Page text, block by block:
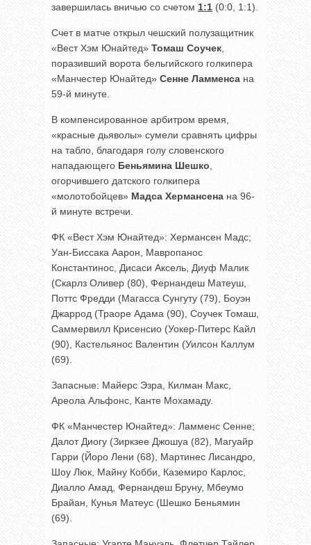
завершилась вничью со счетом 1:1 (0:0, 1:1).
Счет в матче открыл чешский полузащитник
«Вест Хэм Юнайтед» Томаш Соучек
поразивший ворота бельгийского голкипера
«Манчестер Юнайтед» Сенне Ламменса на
59-й минуте.
В компенсированное арбитром время,
«красные дьяволы» сумели сравнять цифры
на табло, благодаря голу словенского
нападающего Беньямина Шешко
огорчившего датского голкипера
«молотобойцев» Мадса Хермансена на 96-
й минуте встречи.
ФК «Вест Хэм Юнайтед»: Хермансен Мадс;
Уан-Биссака Аарон, Мавропанос
Константинос, Дисаси Аксель, Диуф Малик
(Скарлз Оливер (80), Фернандеш Матеуш,
Поттс Фредди (Магасса Сунгуту (79), Боуэн
Джаррод (Траоре Адама (90), Соучек Томаш,
Саммервилл Крисенсио (Уокер-Питерс Кайл
(90), Кастельянос Валентин (Уилсон Каллум
(69).
Запасные: Майерс Эзра, Килман Макс,
Ареола Альфонс, Канте Мохамаду.
ФК «Манчестер Юнайтед»: Ламменс Сенне;
Далот Диогу (Зиркзее Джошуа (82), Магуайр
Гарри (Йоро Лени (68), Мартинес Лисандро,
Шоу Люк, Майну Кобби, Каземиро Карлос,
Диалло Амад, Фернандеш Бруну, Мбеумо
Брайан, Кунья Матеус (Шешко Беньямин
(69).